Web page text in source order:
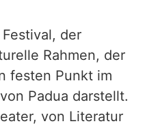
der
Rahmen, der
festen Punkt im
Padua darstellt.
von Literatur